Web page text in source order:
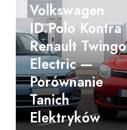
Volkswagen
ID.Polo Kontra
Renault Twingo
Electric —
Porównanie
Tanich
Elektryków